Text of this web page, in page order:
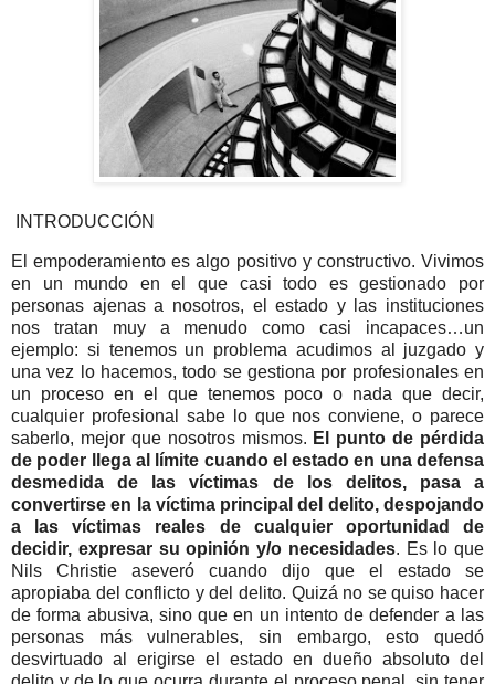
INTRODUCCIÓN
El empoderamiento es algo positivo y constructivo. Vivimos
en un mundo en el que casi todo es gestionado por
personas ajenas a nosotros, el estado y las instituciones
nos tratan muy a menudo como casi incapaces…un
ejemplo: si tenemos un problema acudimos al juzgado y
una vez lo hacemos, todo se gestiona por profesionales en
un proceso en el que tenemos poco o nada que decir,
cualquier profesional sabe lo que nos conviene, o parece
saberlo, mejor que nosotros mismos. El punto de pérdida
de poder llega al límite cuando el estado en una defensa
desmedida de las víctimas de los delitos, pasa a
convertirse en la víctima principal del delito, despojando
a las víctimas reales de cualquier oportunidad de
decidir, expresar su opinión y/o necesidades. Es lo que
Nils Christie aseveró cuando dijo que el estado se
apropiaba del conflicto y del delito. Quizá no se quiso hacer
de forma abusiva, sino que en un intento de defender a las
personas más vulnerables, sin embargo, esto quedó
desvirtuado al erigirse el estado en dueño absoluto del